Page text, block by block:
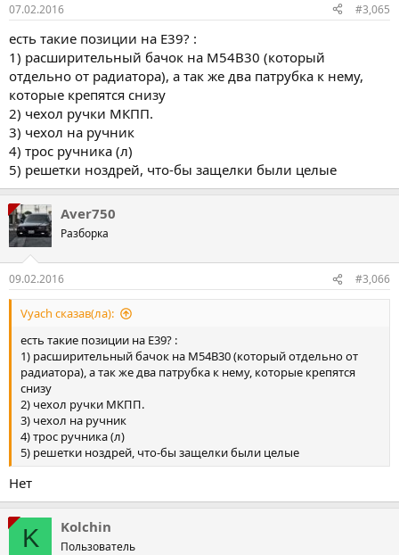
07.02.2016 #3,065
есть такие позиции на Е39? :
1) расширительный бачок на M54B30 (который
отдельно от радиатора), а так же два патрубка к нему,
которые крепятся снизу
2) чехол ручки МКПП.
3) чехол на ручник
4) трос ручника (л)
5) решетки ноздрей, что-бы защелки были целые
Aver750
Разборка
09.02.2016 #3,066
Vyach сказав(ла):
есть такие позиции на Е39? :
1) расширительный бачок на M54B30 (который отдельно от
радиатора), а так же два патрубка к нему, которые крепятся
снизу
2) чехол ручки МКПП.
3) чехол на ручник
4) трос ручника (л)
5) решетки ноздрей, что-бы защелки были целые
Нет
K Kolchin
Пользователь